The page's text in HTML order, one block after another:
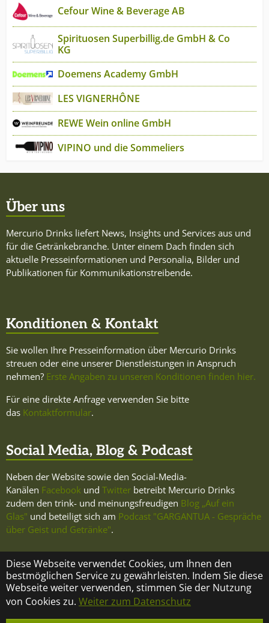
Diese Webseite verwendet Cookies, um Ihnen den
bestmöglichen Service zu gewährleisten. Indem Sie diese
Webseite weiter verwenden, stimmen Sie der Nutzung
von Cookies zu. Weiter zum Datenschutz
Cefour Wine & Beverage AB
Spirituosen Superbillig.de GmbH & Co
KG
Doemens Academy GmbH
LES VIGNERHÔNE
REWE Wein online GmbH
VIPINO und die Sommeliers
Über uns
Mercurio Drinks liefert News, Insights und Services aus und
für die Getränkebranche. Unter einem Dach finden sich
aktuelle Presseinformationen und Personalia, Bilder und
Publikationen für Kommunikationstreibende.
Konditionen & Kontakt
Sie wollen Ihre Presseinformation über Mercurio Drinks
streuen oder eine unserer Dienstleistungen in Anspruch
nehmen? Erste Angaben zu unseren Konditionen finden hier.
Für eine direkte Anfrage verwenden Sie bitte
das Kontaktformular.
Social Media, Blog & Podcast
Neben der Website sowie den Social-Media-
Kanälen Facebook und Twitter betreibt Mercurio Drinks
zudem den trink- und meinungsfreudigen Blog „Auf ein
Glas" und beteiligt sich am Podcast "GARGANTUA - Gespräche
über Geist und Getränke".
KONTAKT ÜBER MERCURIO DRINKS
IMPRESSUM